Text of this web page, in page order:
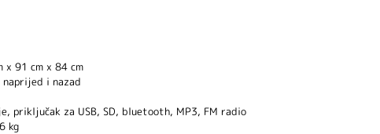
x 91 cm x 84 cm
naprijed i nazad
priključak za USB, SD, bluetooth, MP3, FM radio
kg